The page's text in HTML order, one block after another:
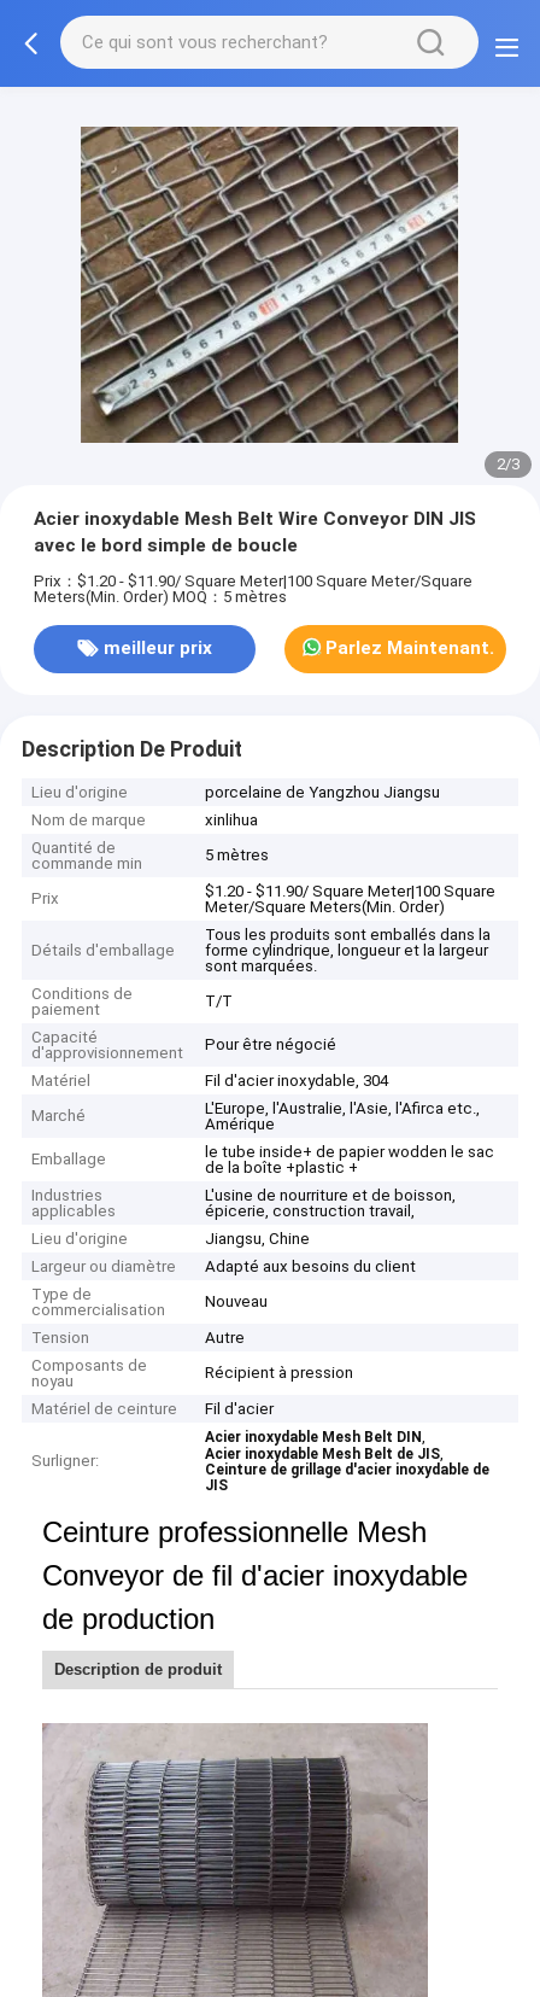
3/3
Acier inoxydable Mesh Belt Wire Conveyor DIN JIS
avec le bord simple de boucle
Prix：$1.20 - $11.90/ Square Meter|100 Square Meter/Square
Meters(Min. Order) MOQ：5 mètres
meilleur prix Parlez Maintenant.
Description De Produit
Lieu d'origine
porcelaine de Yangzhou Jiangsu
Nom de marque
xinlihua
Quantité de
commande min
5 mètres
Prix
$1.20 - $11.90/ Square Meter|100 Square
Meter/Square Meters(Min. Order)
Détails d'emballage
Tous les produits sont emballés dans la
forme cylindrique, longueur et la largeur
sont marquées.
Conditions de
paiement
T/T
Capacité
d'approvisionnement
Pour être négocié
Matériel
Fil d'acier inoxydable, 304
Marché
L'Europe, l'Australie, l'Asie, l'Afirca etc.,
Amérique
Emballage
le tube inside+ de papier wodden le sac
de la boîte +plastic +
Industries
applicables
L'usine de nourriture et de boisson,
épicerie, construction travail,
Lieu d'origine
Jiangsu, Chine
Largeur ou diamètre
Adapté aux besoins du client
Type de
commercialisation
Nouveau
Tension
Autre
Composants de
noyau
Récipient à pression
Matériel de ceinture
Fil d'acier
Surligner:
Acier inoxydable Mesh Belt DIN,
Acier inoxydable Mesh Belt de JIS,
Ceinture de grillage d'acier inoxydable de
JIS
Ceinture professionnelle Mesh
Conveyor de fil d'acier inoxydable
de production
Description de produit